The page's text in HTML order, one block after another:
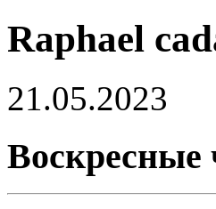
Raphael
21.05.2023
Воскресные